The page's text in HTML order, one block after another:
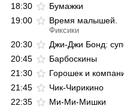
18:30
Бумажки
19:00
Время малышей.
Фиксики
20:30
Джи-Джи Бонд:
20:45
Барбоскины
21:30
Горошек и
21:45
Чик-Чирикино
22:35
Ми-Ми-Мишки